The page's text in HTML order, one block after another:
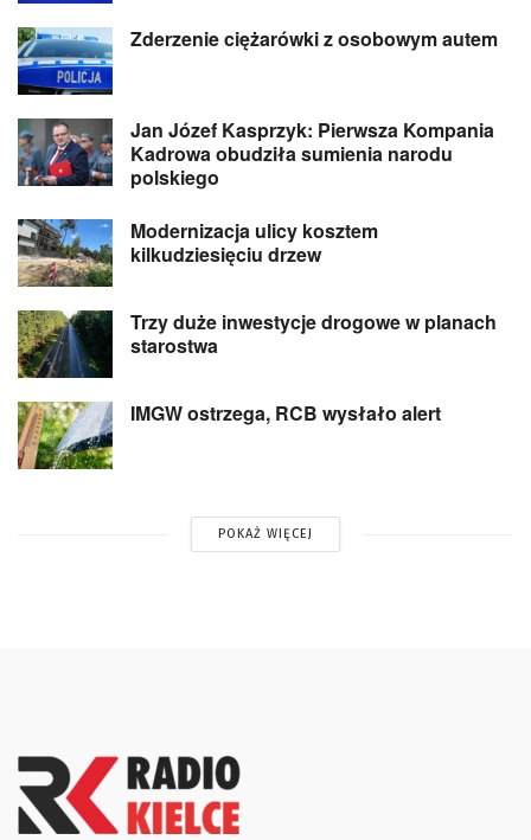
Zderzenie ciężarówki z osobowym autem
Jan Józef Kasprzyk: Pierwsza Kompania
Kadrowa obudziła sumienia narodu
polskiego
Modernizacja ulicy kosztem
kilkudziesięciu drzew
Trzy duże inwestycje drogowe w planach
starostwa
IMGW ostrzega, RCB wysłało alert
POKAŻ WIĘCEJ